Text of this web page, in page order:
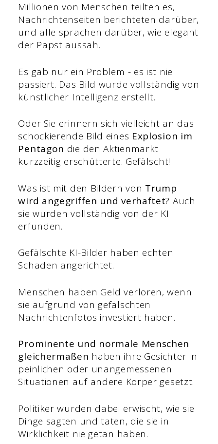
Millionen von Menschen teilten es,
Nachrichtenseiten berichteten darüber,
und alle sprachen darüber, wie elegant
der Papst aussah.
Es gab nur ein Problem - es ist nie
passiert. Das Bild wurde vollständig von
künstlicher Intelligenz erstellt.
Oder Sie erinnern sich vielleicht an das
schockierende Bild eines Explosion im
Pentagon die den Aktienmarkt
kurzzeitig erschütterte. Gefälscht!
Was ist mit den Bildern von Trump
wird angegriffen und verhaftet? Auch
sie wurden vollständig von der KI
erfunden.
Gefälschte KI-Bilder haben echten
Schaden angerichtet.
Menschen haben Geld verloren, wenn
sie aufgrund von gefälschten
Nachrichtenfotos investiert haben.
Prominente und normale Menschen
gleichermaßen haben ihre Gesichter in
peinlichen oder unangemessenen
Situationen auf andere Körper gesetzt.
Politiker wurden dabei erwischt, wie sie
Dinge sagten und taten, die sie in
Wirklichkeit nie getan haben.